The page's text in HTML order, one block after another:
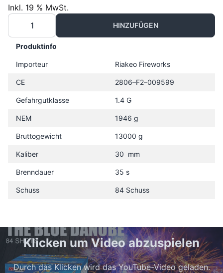
Inkl. 19 % MwSt.
HINZUFÜGEN
Produktinfo
Importeur Riakeo Fireworks
CE 2806–F2–009599
Gefahrgutklasse 1.4 G
NEM 1946 g
Bruttogewicht 13000 g
Kaliber 30 mm
Brenndauer 35 s
Schuss 84 Schuss
Klicken um Video abzuspielen
Durch das Klicken wird das YouTube-Video geladen.